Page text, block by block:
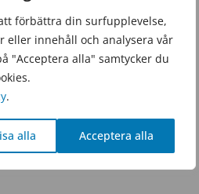
förbättra din surfupplevelse,
eller innehåll och analysera vår
"Acceptera alla" samtycker du
.
alla Acceptera alla